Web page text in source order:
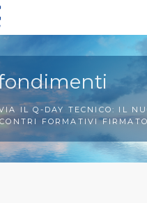
IL Q-DAY TECNICO: IL
FORMATIVI